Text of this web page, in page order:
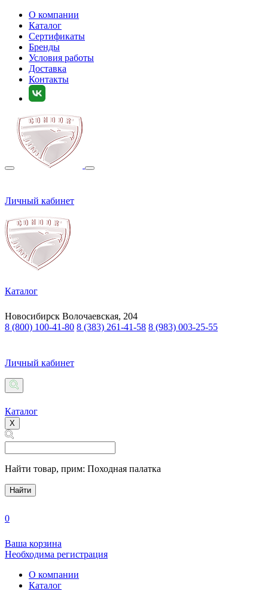
О компании
Каталог
Сертификаты
Бренды
Условия работы
Доставка
Контакты
Личный кабинет
Каталог
Новосибирск Волочаевская, 204
8 (800) 100-41-80 8 (383) 261-41-58 8 (983) 003-25-55
Личный кабинет
Каталог
X
Найти товар, прим: Походная палатка
Найти
0
Ваша корзина
Необходима регистрация
О компании
Каталог